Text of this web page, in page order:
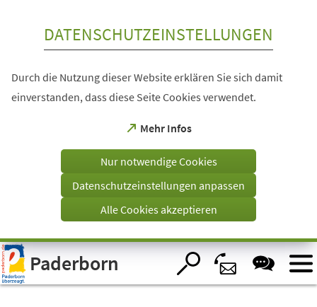
Visuelle
Assistenzsoftware
öffnen.
DATENSCHUTZEINSTELLUNGEN
Durch die Nutzung dieser Website erklären Sie sich damit
einverstanden, dass diese Seite Cookies verwendet.
Mehr Infos
(Öffnet
einem
Tab)
Nur notwendige Cookies
Datenschutzeinstellungen anpassen
Alle Cookies akzeptieren
Paderborn